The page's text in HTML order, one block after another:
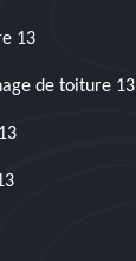
13
de toiture 13